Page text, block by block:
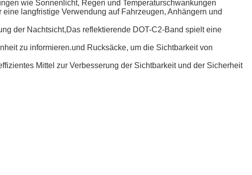
wie Sonnenlicht, Regen und Temperaturschwankungen
langfristige Verwendung auf Fahrzeugen, Anhängern und
der Nachtsicht,Das reflektierende DOT-C2-Band spielt eine
zu informieren.und Rucksäcke, um die Sichtbarkeit von
Mittel zur Verbesserung der Sichtbarkeit und der Sicherheit